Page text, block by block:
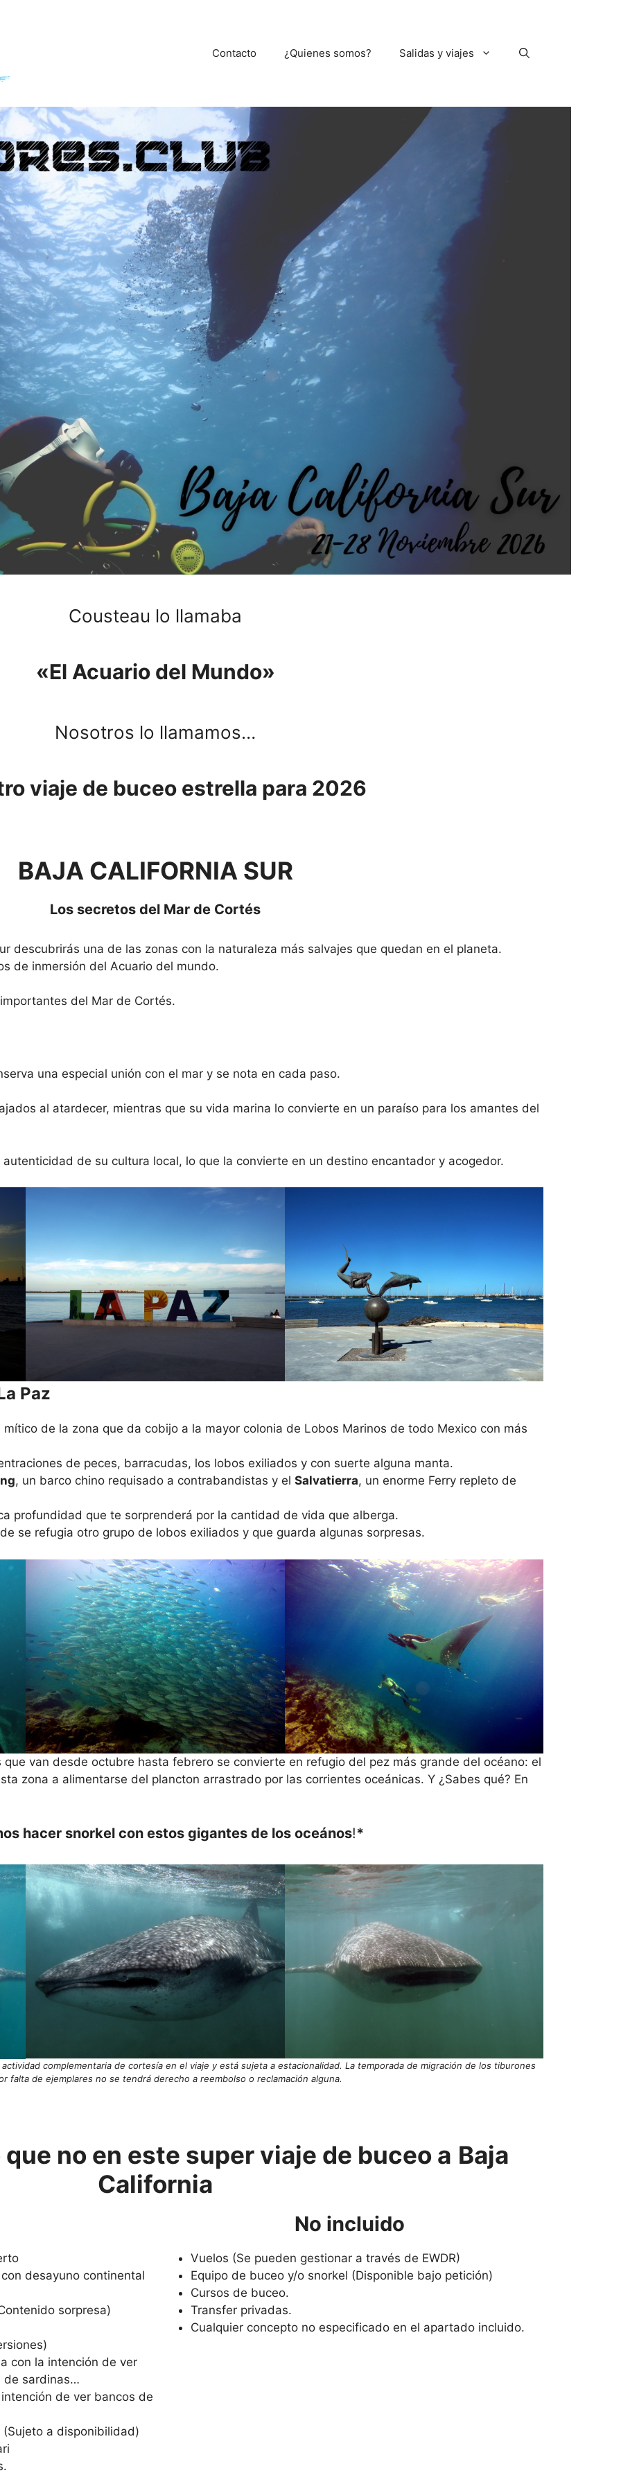
Contacto ¿Quienes somos? Salidas y viajes
Cousteau lo llamaba
«El Acuario del Mundo»
Nosotros lo llamamos…
viaje de buceo estrella para 2026
BAJA CALIFORNIA SUR
Los secretos del Mar de Cortés
descubrirás una de las zonas con la naturaleza más salvajes que quedan en el planeta.
de inmersión del Acuario del mundo.
del Mar de Cortés.
una especial unión con el mar y se nota en cada paso.
al atardecer, mientras que su vida marina lo convierte en un paraíso para los amantes del
de su cultura local, lo que la convierte en un destino encantador y acogedor.
Paz
de la zona que da cobijo a la mayor colonia de Lobos Marinos de todo Mexico con más
de peces, barracudas, los lobos exiliados y con suerte alguna manta.
, un barco chino requisado a contrabandistas y el Salvatierra, un enorme Ferry repleto de
profundidad que te sorprenderá por la cantidad de vida que alberga.
se refugia otro grupo de lobos exiliados y que guarda algunas sorpresas.
van desde octubre hasta febrero se convierte en refugio del pez más grande del océano: el
zona a alimentarse del plancton arrastrado por las corrientes oceánicas. Y ¿Sabes qué? En
hacer snorkel con estos gigantes de los oceános!*
complementaria de cortesía en el viaje y está sujeta a estacionalidad. La temporada de migración de los tiburones
falta de ejemplares no se tendrá derecho a reembolso o reclamación alguna.
no en este super viaje de buceo a Baja
California
desayuno continental
sorpresa)
con la intención de ver
de sardinas…
de ver bancos de
a disponibilidad)
No incluido
Vuelos (Se pueden gestionar a través de EWDR)
Equipo de buceo y/o snorkel (Disponible bajo petición)
Cursos de buceo.
Transfer privadas.
Cualquier concepto no especificado en el apartado incluido.